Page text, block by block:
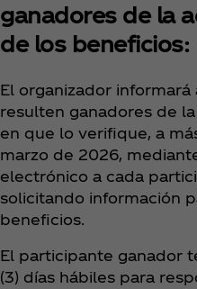
ganadores de la
de los beneficios:
El organizador
resulten ganadores de
en que lo verifique, a
marzo de 2026,
electrónico a cada
solicitando información
beneficios.
El participante ganador
(3) días hábiles para